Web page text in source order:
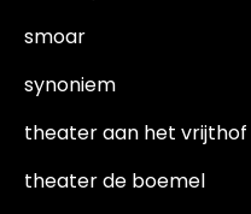
smoar
synoniem
theater aan het vrijthof
theater de boemel